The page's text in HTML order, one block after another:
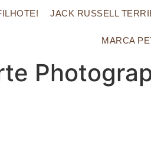
JACK RUSSELL
MARCA